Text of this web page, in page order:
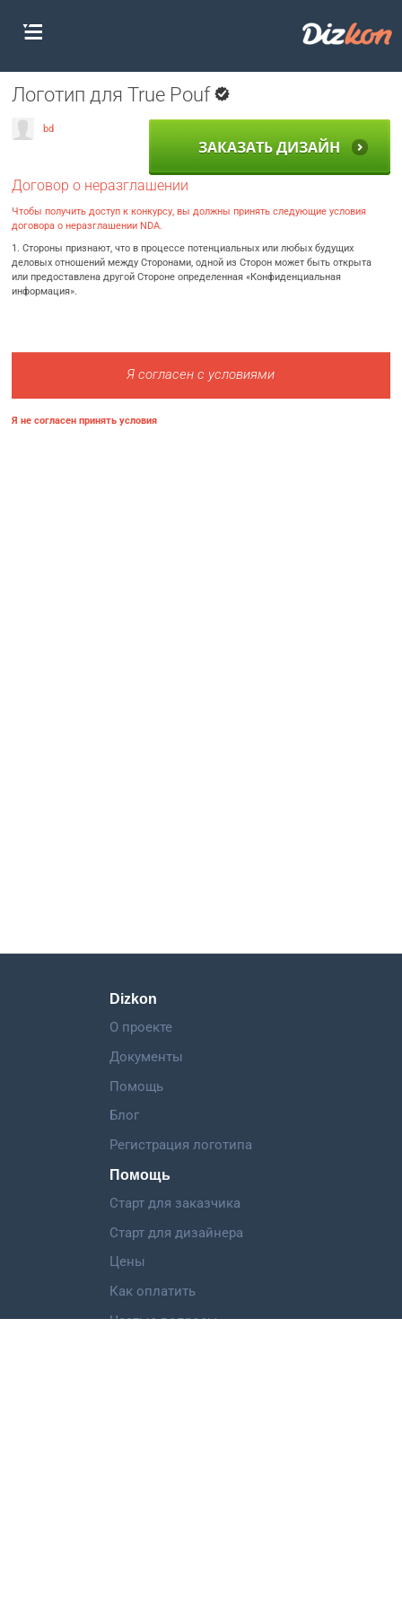
Логотип для True Pouf
bd
ЗАКАЗАТЬ ДИЗАЙН
Договор о неразглашении
Чтобы получить доступ к конкурсу, вы должны принять следующие условия
договора о неразглашении NDA.
1. Стороны признают, что в процессе потенциальных или любых будущих
деловых отношений между Сторонами, одной из Сторон может быть открыта
или предоставлена другой Стороне определенная «Конфиденциальная
информация».
Я согласен с условиями
Я не согласен принять условия
Dizkon
О проекте
Документы
Помощь
Блог
Регистрация логотипа
Помощь
Старт для заказчика
Старт для дизайнера
Цены
Как оплатить
Частые вопросы